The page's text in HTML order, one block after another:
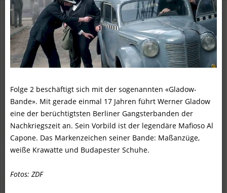
Folge 2 beschäftigt sich mit der sogenannten «Gladow-
Bande». Mit gerade einmal 17 Jahren führt Werner Gladow
eine der berüchtigtsten Berliner Gangsterbanden der
Nachkriegszeit an. Sein Vorbild ist der legendäre Mafioso Al
Capone. Das Markenzeichen seiner Bande: Maßanzüge,
weiße Krawatte und Budapester Schuhe.
Fotos: ZDF